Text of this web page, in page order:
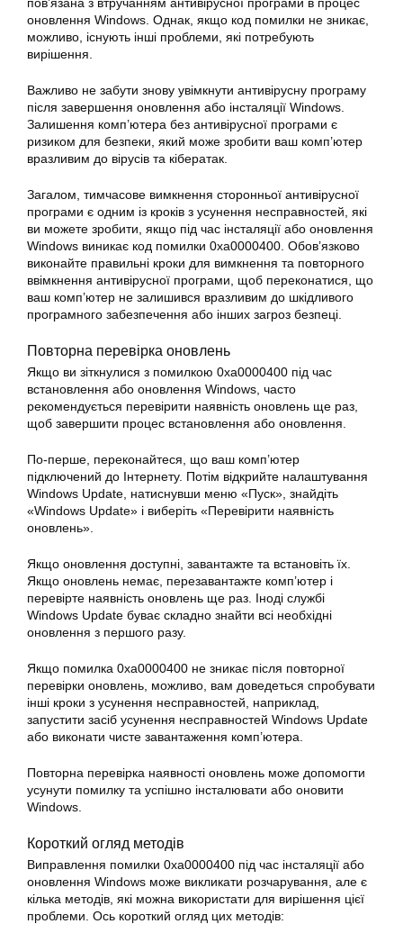
оновлення Windows. Однак, якщо код помилки не зникає,
можливо, існують інші проблеми, які потребують
вирішення.
Важливо не забути знову увімкнути антивірусну програму
після завершення оновлення або інсталяції Windows.
Залишення комп’ютера без антивірусної програми є
ризиком для безпеки, який може зробити ваш комп’ютер
вразливим до вірусів та кібератак.
Загалом, тимчасове вимкнення сторонньої антивірусної
програми є одним із кроків з усунення несправностей, які
ви можете зробити, якщо під час інсталяції або оновлення
Windows виникає код помилки 0xa0000400. Обов’язково
виконайте правильні кроки для вимкнення та повторного
ввімкнення антивірусної програми, щоб переконатися, що
ваш комп’ютер не залишився вразливим до шкідливого
програмного забезпечення або інших загроз безпеці.
Повторна перевірка оновлень
Якщо ви зіткнулися з помилкою 0xa0000400 під час
встановлення або оновлення Windows, часто
рекомендується перевірити наявність оновлень ще раз,
щоб завершити процес встановлення або оновлення.
По-перше, переконайтеся, що ваш комп’ютер
підключений до Інтернету. Потім відкрийте налаштування
Windows Update, натиснувши меню «Пуск», знайдіть
«Windows Update» і виберіть «Перевірити наявність
оновлень».
Якщо оновлення доступні, завантажте та встановіть їх.
Якщо оновлень немає, перезавантажте комп’ютер і
перевірте наявність оновлень ще раз. Іноді службі
Windows Update буває складно знайти всі необхідні
оновлення з першого разу.
Якщо помилка 0xa0000400 не зникає після повторної
перевірки оновлень, можливо, вам доведеться спробувати
інші кроки з усунення несправностей, наприклад,
запустити засіб усунення несправностей Windows Update
або виконати чисте завантаження комп’ютера.
Повторна перевірка наявності оновлень може допомогти
усунути помилку та успішно інсталювати або оновити
Windows.
Короткий огляд методів
Виправлення помилки 0xa0000400 під час інсталяції або
оновлення Windows може викликати розчарування, але є
кілька методів, які можна використати для вирішення цієї
проблеми. Ось короткий огляд цих методів: